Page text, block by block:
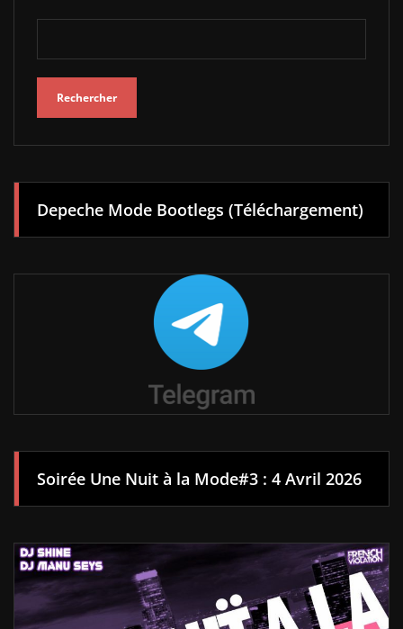
Rechercher
Depeche Mode Bootlegs (Téléchargement)
Soirée Une Nuit à la Mode#3 : 4 Avril 2026